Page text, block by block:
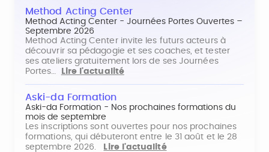
Method Acting Center
Method Acting Center - Journées Portes Ouvertes –
Septembre 2026
Method Acting Center invite les futurs acteurs à
découvrir sa pédagogie et ses coaches, et tester
ses ateliers gratuitement lors de ses Journées
Portes…
Lire l'actualité
Aski-da Formation
Aski-da Formation - Nos prochaines formations du
mois de septembre
Les inscriptions sont ouvertes pour nos prochaines
formations, qui débuteront entre le 31 août et le 28
septembre 2026.
Lire l'actualité